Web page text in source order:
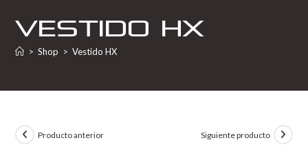
Vestido HX
> Shop > Vestido HX
Producto anterior Siguiente producto